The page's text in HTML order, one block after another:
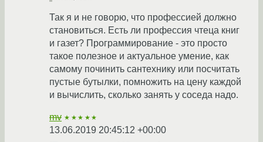
Так я и не говорю, что профессией должно
становиться. Есть ли профессия чтеца книг
и газет? Программирование - это просто
такое полезное и актуальное умение, как
самому починить сантехнику или посчитать
пустые бутылки, помножить на цену каждой
и вычислить, сколько занять у соседа надо.
mv ★★★★★
13.06.2019 20:45:12 +00:00